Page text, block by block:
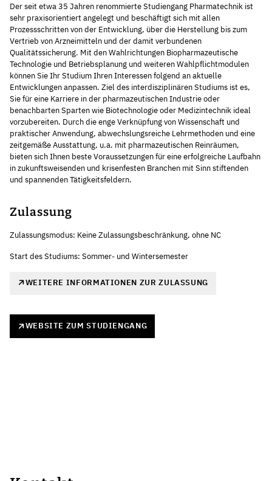
Der seit etwa 35 Jahren renommierte Studiengang Pharmatechnik ist
sehr praxisorientiert angelegt und beschäftigt sich mit allen
Prozessschritten von der Entwicklung, über die Herstellung bis zum
Vertrieb von Arzneimitteln und der damit verbundenen
Qualitätssicherung. Mit den Wahlrichtungen Biopharmazeutische
Technologie und Betriebsplanung und weiteren Wahlpflichtmodulen
können Sie Ihr Studium Ihren Interessen folgend an aktuelle
Entwicklungen anpassen. Ziel des interdisziplinären Studiums ist es,
Sie für eine Karriere in der pharmazeutischen Industrie oder
benachbarten Sparten wie Biotechnologie oder Medizintechnik ideal
vorzubereiten. Durch die enge Verknüpfung von Wissenschaft und
praktischer Anwendung, abwechslungsreiche Lehrmethoden und eine
zeitgemäße Ausstattung, u.a. mit pharmazeutischen Reinräumen,
bieten sich Ihnen beste Voraussetzungen für eine erfolgreiche Laufbahn
in zukunftsweisenden und krisenfesten Branchen mit Sinn stiftenden
und spannenden Tätigkeitsfeldern.
Zulassung
Zulassungsmodus: Keine Zulassungsbeschränkung, ohne NC
Start des Studiums: Sommer- und Wintersemester
WEITERE INFORMATIONEN ZUR ZULASSUNG
WEBSITE ZUM STUDIENGANG